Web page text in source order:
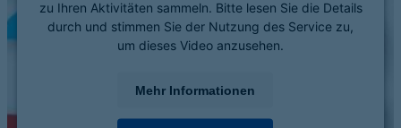
zu Ihren Aktivitäten sammeln. Bitte lesen Sie die Details
durch und stimmen Sie der Nutzung des Service zu,
um dieses Video anzusehen.
Mehr Informationen